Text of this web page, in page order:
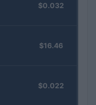
$0.032
$16.46
$0.022